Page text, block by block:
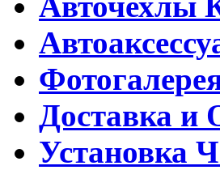
Доставка и
Установка